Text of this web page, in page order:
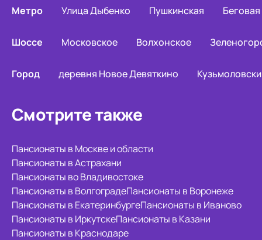
Метро Улица Дыбенко Пушкинская Беговая
Шоссе Московское Волхонское
Город деревня Новое Девяткино
Смотрите также
Пансионаты в Москве и области
Пансионаты в Астрахани
Пансионаты во Владивостоке
Пансионаты в ВолгоградеПансионаты в Воронеже
Пансионаты в ЕкатеринбургеПансионаты в Иваново
Пансионаты в ИркутскеПансионаты в Казани
Пансионаты в Краснодаре